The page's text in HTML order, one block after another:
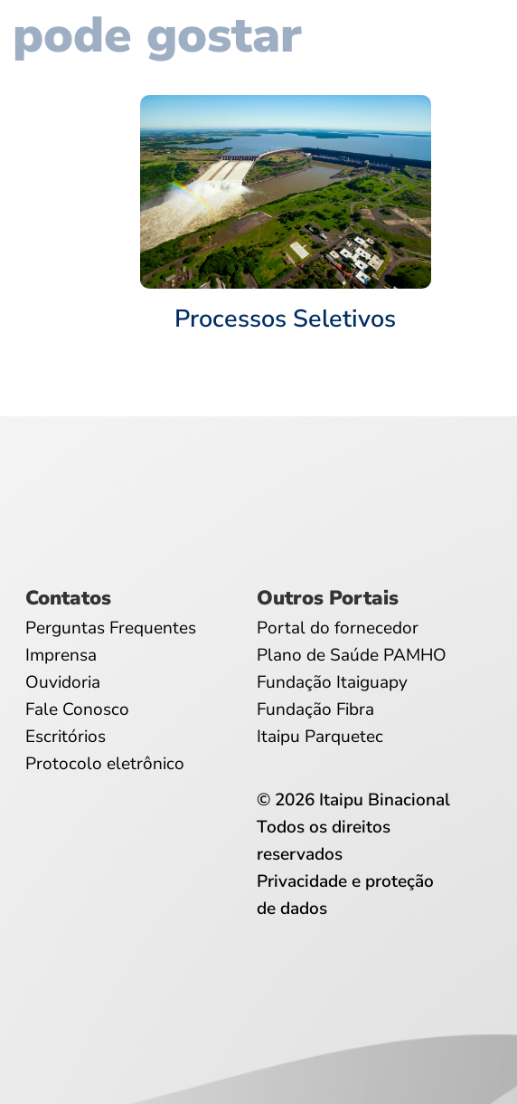
pode gostar
Processos Seletivos
Contatos
Perguntas Frequentes
Imprensa
Ouvidoria
Fale Conosco
Escritórios
Protocolo eletrônico
Outros Portais
Portal do fornecedor
Plano de Saúde PAMHO
Fundação Itaiguapy
Fundação Fibra
Itaipu Parquetec
© 2026 Itaipu Binacional
Todos os direitos
reservados
Privacidade e proteção
de dados